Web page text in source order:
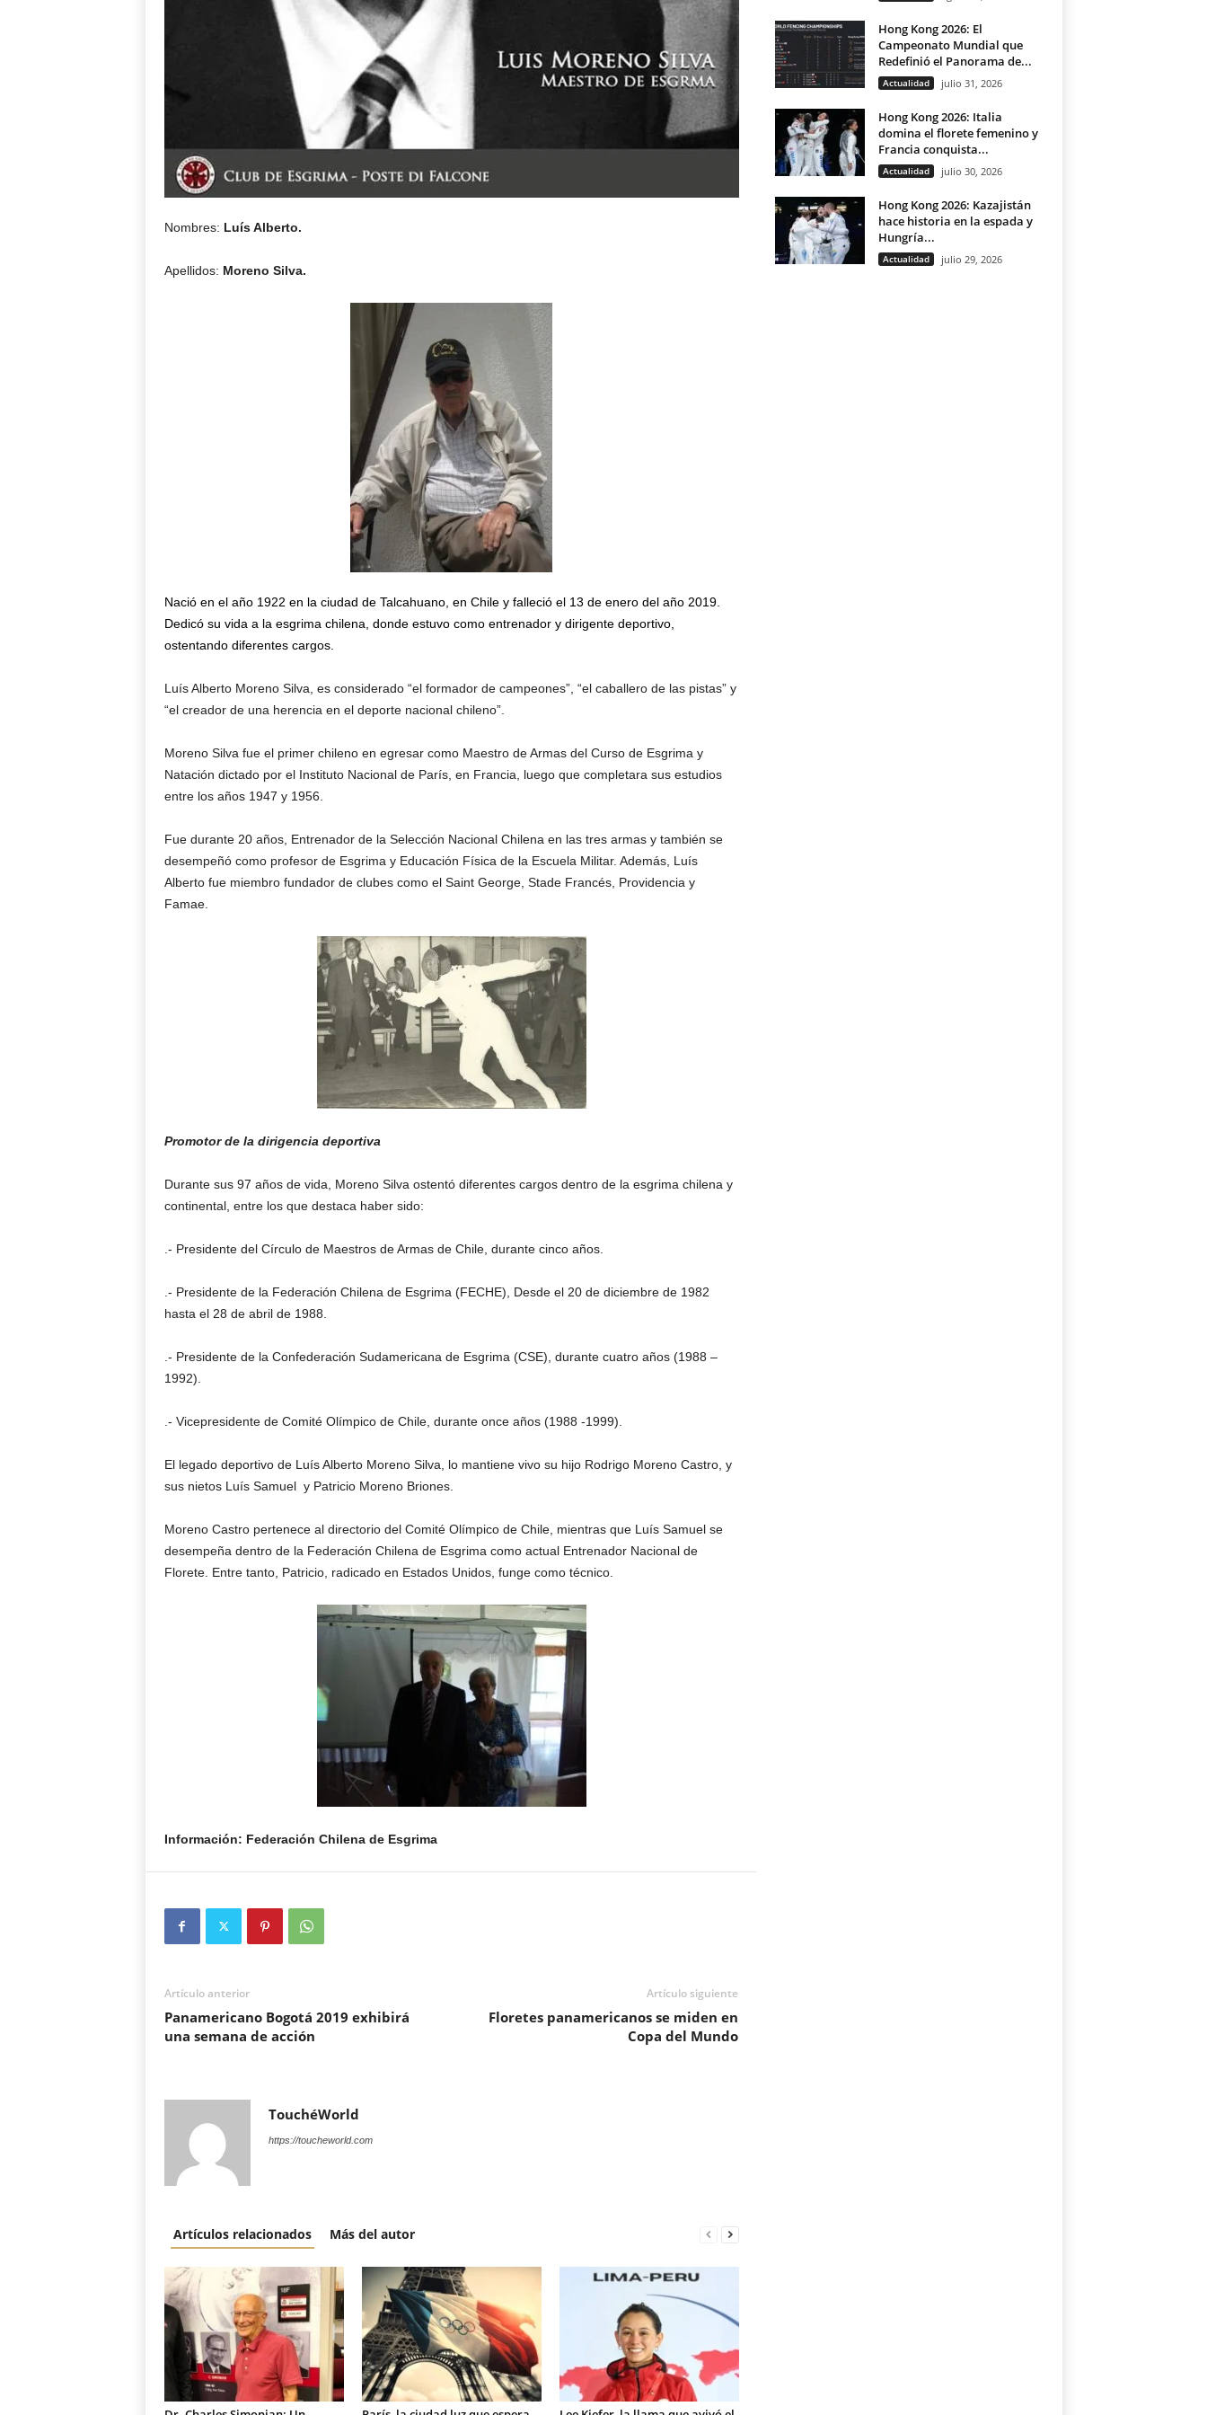
Nombres: Luís Alberto.
Apellidos: Moreno Silva.
Nació en el año 1922 en la ciudad de Talcahuano, en Chile y falleció el 13 de enero del año 2019.
Dedicó su vida a la esgrima chilena, donde estuvo como entrenador y dirigente deportivo,
ostentando diferentes cargos.
Luís Alberto Moreno Silva, es considerado “el formador de campeones”, “el caballero de las pistas” y
“el creador de una herencia en el deporte nacional chileno”.
Moreno Silva fue el primer chileno en egresar como Maestro de Armas del Curso de Esgrima y
Natación dictado por el Instituto Nacional de París, en Francia, luego que completara sus estudios
entre los años 1947 y 1956.
Fue durante 20 años, Entrenador de la Selección Nacional Chilena en las tres armas y también se
desempeñó como profesor de Esgrima y Educación Física de la Escuela Militar. Además, Luís
Alberto fue miembro fundador de clubes como el Saint George, Stade Francés, Providencia y
Famae.
Promotor de la dirigencia deportiva
Durante sus 97 años de vida, Moreno Silva ostentó diferentes cargos dentro de la esgrima chilena y
continental, entre los que destaca haber sido:
.- Presidente del Círculo de Maestros de Armas de Chile, durante cinco años.
.- Presidente de la Federación Chilena de Esgrima (FECHE), Desde el 20 de diciembre de 1982
hasta el 28 de abril de 1988.
.- Presidente de la Confederación Sudamericana de Esgrima (CSE), durante cuatro años (1988 –
1992).
.- Vicepresidente de Comité Olímpico de Chile, durante once años (1988 -1999).
El legado deportivo de Luís Alberto Moreno Silva, lo mantiene vivo su hijo Rodrigo Moreno Castro, y
sus nietos Luís Samuel y Patricio Moreno Briones.
Moreno Castro pertenece al directorio del Comité Olímpico de Chile, mientras que Luís Samuel se
desempeña dentro de la Federación Chilena de Esgrima como actual Entrenador Nacional de
Florete. Entre tanto, Patricio, radicado en Estados Unidos, funge como técnico.
Información: Federación Chilena de Esgrima
Artículo anterior
Panamericano Bogotá 2019 exhibirá
una semana de acción
Artículo siguiente
Floretes panamericanos se miden en
Copa del Mundo
TouchéWorld
https://toucheworld.com
Artículos relacionados Más del autor
Hong Kong 2026: El
Campeonato Mundial que
Redefinió el Panorama de...
Actualidad julio 31, 2026
Hong Kong 2026: Italia
domina el florete femenino y
Francia conquista...
Actualidad julio 30, 2026
Hong Kong 2026: Kazajistán
hace historia en la espada y
Hungría...
Actualidad julio 29, 2026